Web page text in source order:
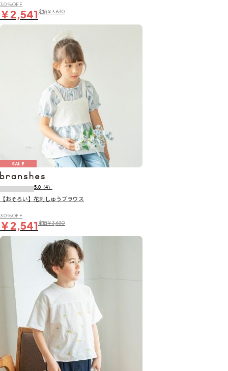
30％OFF
￥2,541 定価￥3,630
SALE
5.0 （4）
【おそろい】花刺しゅうブラウス
30％OFF
￥2,541 定価￥3,630